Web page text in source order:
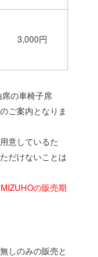
3,000円
席の車椅子席
ご案内となりま
意しているた
だけないことは
の販売期
しのみの販売と